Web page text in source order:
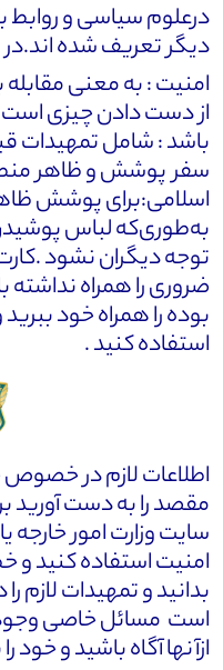
درعلوم سیاسی و روابط
دیگر تعریف شده
امنیت : به معنی
از دست دادن چیزی
باشد : شامل تمهیدات
سفر پوشش و ظاهر
اسلامی:برای پوشش
به‌طوری‌که لباس
توجه دیگران نشود
ضروری را همراه نداشته
بوده را همراه خود
استفاده کنید .
اطلاعات لازم در
مقصد را به دست آورید
سایت وزارت امور خارجه
امنیت استفاده کنید
بدانید و تمهیدات لازم
است مسائل خاصی وجود
ازآنها آگاه باشید و خود